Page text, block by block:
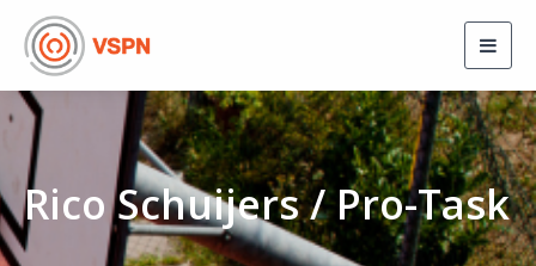
Rico Schuijers / Pro-Task